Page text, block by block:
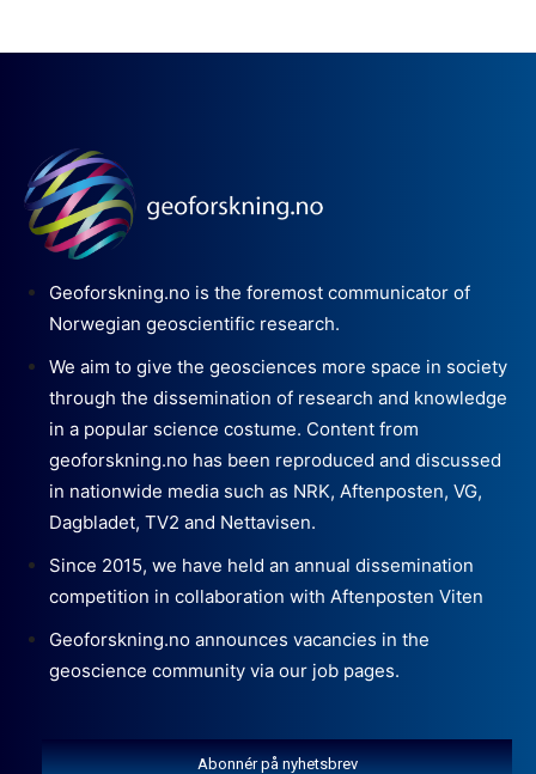
Geoforskning.no is the foremost communicator of
Norwegian geoscientific research.
We aim to give the geosciences more space in society
through the dissemination of research and knowledge
in a popular science costume. Content from
geoforskning.no has been reproduced and discussed
in nationwide media such as NRK, Aftenposten, VG,
Dagbladet, TV2 and Nettavisen.
Since 2015, we have held an annual dissemination
competition in collaboration with Aftenposten Viten
Geoforskning.no announces vacancies in the
geoscience community via our job pages.
Abonnér på nyhetsbrev